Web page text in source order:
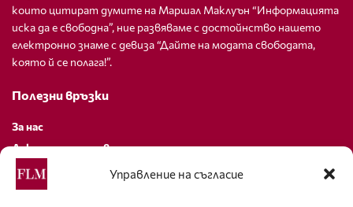
Управление на съгласие
които цитират думите на Маршал Маклуън “Информацията
иска да е свободна”, ние развяваме с достойнство нашето
електронно знаме с девиза “Дайте на модата свободата,
която й се полага!”.
Полезни връзки
За нас
Декларация за поверителност
Политика за бисквитки